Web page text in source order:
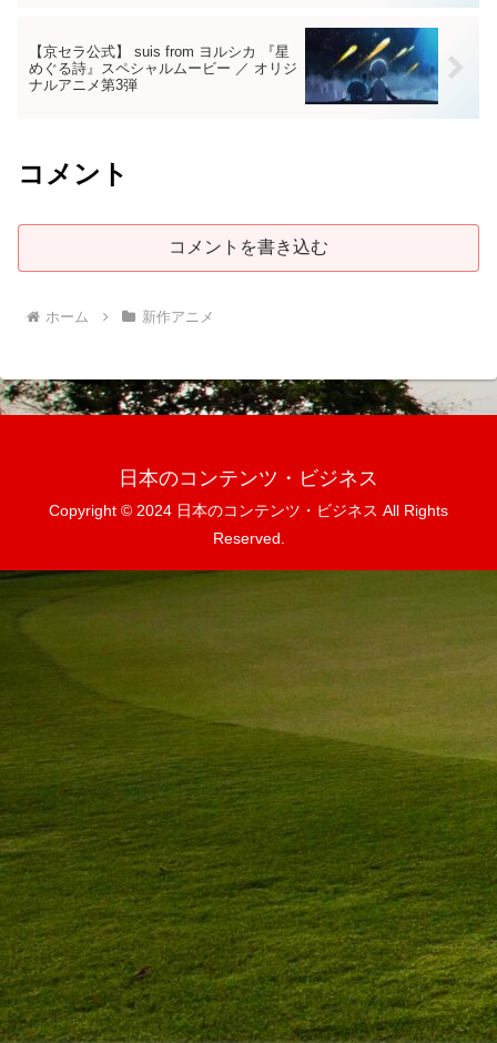
【京セラ公式】 suis from ヨルシカ​ 『星
めぐる詩』スペシャルムービー ​／ オリジ
ナルアニメ第3弾
コメント
コメントを書き込む
ホーム 新作アニメ
日本のコンテンツ・ビジネス
Copyright © 2024 日本のコンテンツ・ビジネス All Rights
Reserved.